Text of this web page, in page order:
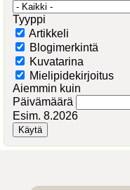
Tyyppi
Artikkeli
Blogimerkintä
Kuvatarina
Mielipidekirjoitus
Aiemmin kuin
Päivämäärä
Esim. 8.2026